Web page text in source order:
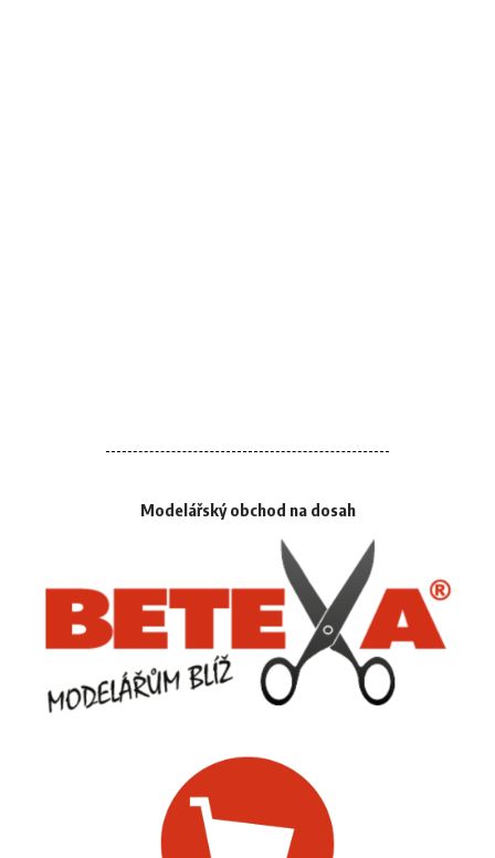
Modelářský obchod na dosah